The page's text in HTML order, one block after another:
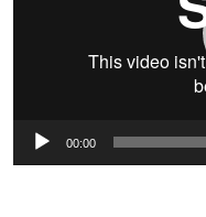
00:00